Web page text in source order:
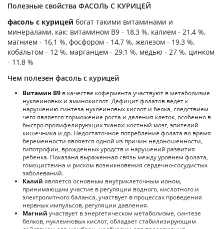
Полезные свойства ФАСОЛЬ С КУРИЦЕЙ
фасоль с курицей богат такими витаминами и
минералами, как: витамином B9 - 18,3 %, калием - 21,4 %,
магнием - 16,1 %, фосфором - 14,7 %, железом - 19,3 %,
кобальтом - 12 %, марганцем - 29,1 %, медью - 27 %, цинком
- 11,8 %
Чем полезен фасоль с курицей
Витамин В9 в качестве кофермента участвуют в метаболизме
нуклеиновых и аминокислот. Дефицит фолатов ведет к
нарушению синтеза нуклеиновых кислот и белка, следствием
чего является торможение роста и деления клеток, особенно в
быстро пролифелирующих тканях: костный мозг, эпителий
кишечника и др. Недостаточное потребление фолата во время
беременности является одной из причин недоношенности,
гипотрофии, врожденных уродств и нарушений развития
ребенка. Показана выраженная связь между уровнем фолата,
гомоцистеина и риском возникновения сердечно-сосудистых
заболеваний.
Калий является основным внутриклеточным ионом,
принимающим участие в регуляции водного, кислотного и
электролитного баланса, участвует в процессах проведения
нервных импульсов, регуляции давления.
Магний участвует в энергетическом метаболизме, синтезе
белков, нуклеиновых кислот, обладает стабилизирующим